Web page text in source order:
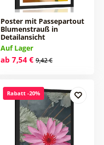
Poster mit Passepartout
Blumenstrauß in
Detailansicht
Auf Lager
ab 7,54 € 9,42 €
Rabatt -20%